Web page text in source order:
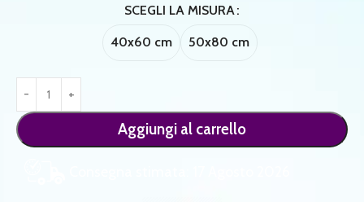
SCEGLI LA MISURA
40x60 cm 50x80 cm
Aggiungi al carrello